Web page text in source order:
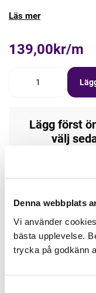
Denna webbplats
Vi använder
bästa upplevelse.
trycka på godkänn
Läs mer
139,00kr/m
Lägg först
välj